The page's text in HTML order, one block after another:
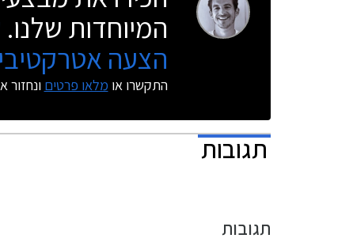
המיוחדות שלנו.
הצעה
התקשרו או מלאו פרטים
תגובות
תגובות